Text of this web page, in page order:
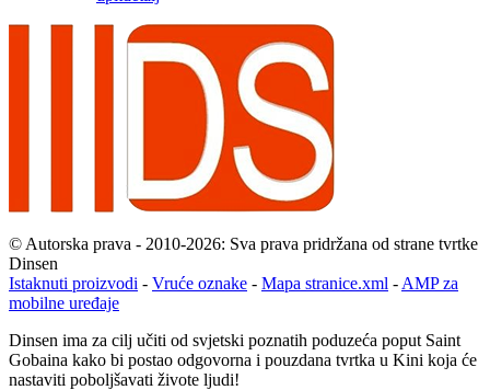
© Autorska prava - 2010-2026: Sva prava pridržana od strane tvrtke
Dinsen
Istaknuti proizvodi - Vruće oznake - Mapa stranice.xml - AMP za
mobilne uređaje
Dinsen ima za cilj učiti od svjetski poznatih poduzeća poput Saint
Gobaina kako bi postao odgovorna i pouzdana tvrtka u Kini koja će
nastaviti poboljšavati živote ljudi!